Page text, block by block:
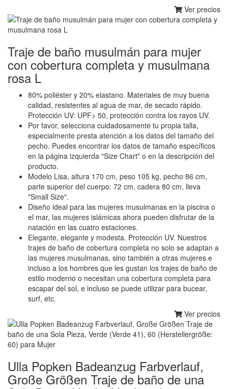
Ver precios
Traje de baño musulmán para mujer
con cobertura completa y musulmana
rosa L
80% poliéster y 20% elastano. Materiales de muy buena
calidad, resistentes al agua de mar, de secado rápido.
Protección UV: UPF> 50, protección contra los rayos UV.
Por favor, selecciona cuidadosamente tu propia talla,
especialmente presta atención a los datos del tamaño del
pecho. Puedes encontrar los datos de tamaño específicos
en la página izquierda "Size Chart" o en la descripción del
producto.
Modelo Lisa, altura 170 cm, peso 105 kg, pecho 86 cm,
parte superior del cuerpo: 72 cm, cadera 80 cm, lleva
"Small Size".
Diseño ideal para las mujeres musulmanas en la piscina o
el mar, las mujeres islámicas ahora pueden disfrutar de la
natación en las cuatro estaciones.
Elegante, elegante y modesta. Protección UV. Nuestros
trajes de baño de cobertura completa no solo se adaptan a
las mujeres musulmanas, sino también a otras mujeres e
incluso a los hombres que les gustan los trajes de baño de
estilo moderno o necesitan una cobertura completa para
escapar del sol, e incluso se puede utilizar para bucear,
surf, etc.
Ver precios
Ulla Popken Badeanzug Farbverlauf,
Große Größen Traje de baño de una